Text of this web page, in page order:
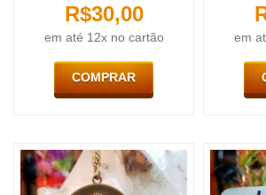
R$30,00
em até 12x no cartão
COMPRAR
em